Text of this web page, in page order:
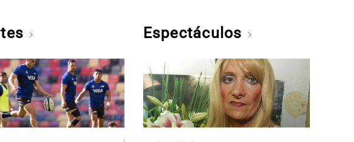
Espectáculos